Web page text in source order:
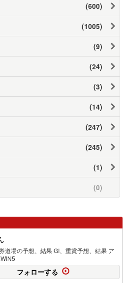
(600)
(1005)
(9)
(24)
(3)
(14)
(247)
(245)
(1)
(0)
道場の予想、結果 GI、重賞予想、結果 ア
フォローする